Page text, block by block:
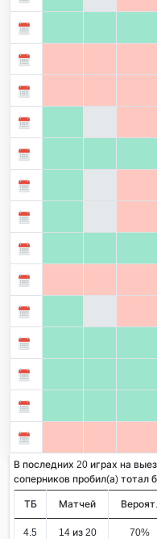
В последних 20 играх на
соперников пробил(а) тотал
ТБ Матчей Вероят.
4.5 14 из 20 70%